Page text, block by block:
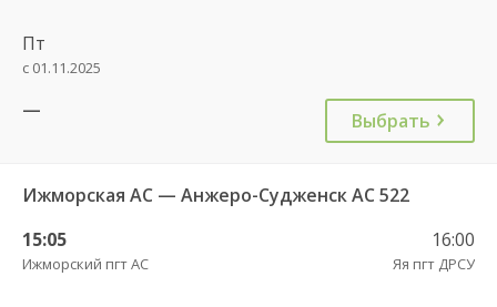
Пт
с 01.11.2025
— Выбрать
Ижморская АС — Анжеро-Судженск АС 522
15:05
Ижморский пгт АС
16:00
Яя пгт ДРСУ